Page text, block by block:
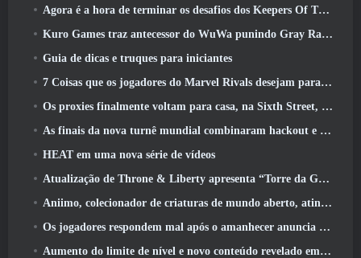
Agora é a hora de terminar os desafios dos Keepers Of The Flame no Path Of Exile durante o Legacy Of Phrecia
Kuro Games traz antecessor do WuWa punindo Gray Raven para o Steam
Guia de dicas e truques para iniciantes
7 Coisas que os jogadores do Marvel Rivals desejam para o jogo 2026
Os proxies finalmente voltam para casa, na Sixth Street, na versão Zenless Zone Zero 2.6 Atualizar
As finais da nova turnê mundial combinaram hackout e lasers orbitais
HEAT em uma nova série de vídeos
Atualização de Throne & Liberty apresenta “Torre da Ganância” gerada aleatoriamente
Aniimo, colecionador de criaturas de mundo aberto, atinge as notas certas
Os jogadores respondem mal após o amanhecer anuncia planos para pular roteiros para EverQuest e EQ2
Aumento do limite de nível e novo conteúdo revelado em Phantasy Star Online 2: Fluxo de onda de título NGS